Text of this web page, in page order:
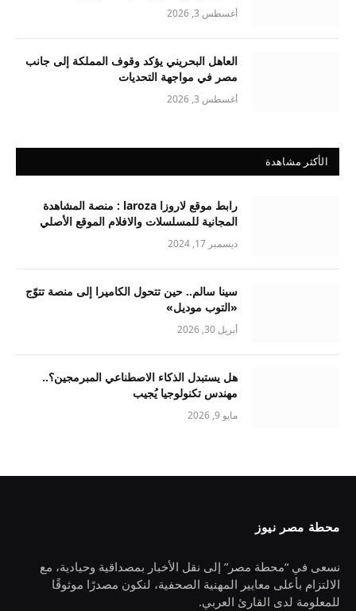
أغسطس 3, 2026
العاهل البحريني يؤكد وقوف المملكة إلى جانب
مصر في مواجهة التحديات
أغسطس 3, 2026
الأكثر مشاهدة
رابط موقع لاروزا laroza : منصة المشاهدة
المجانية للمسلسلات والافلام الموقع الأصلي
ديسمبر 17, 2024
سينا سالم.. حين تتحول الكاميرا إلى منصة تتوّج
«التوب موديل»
أبريل 30, 2026
هل يستبدل الذكاء الاصطناعي المبرمجين؟..
مهندس تكنولوجيا يُجيب
مايو 9, 2026
محطة مصر نيوز
نسعى في “محطة مصر” إلى نقل الأخبار بمصداقية وحيادية، مع
الالتزام بأعلى معايير المهنية الصحفية، لنكون مصدرًا موثوقًا
للمعلومة لدى القارئ العربي.